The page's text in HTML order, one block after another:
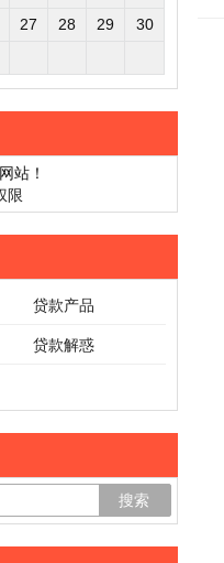
27 28 29
30
站！
限
贷款产品
贷款解惑